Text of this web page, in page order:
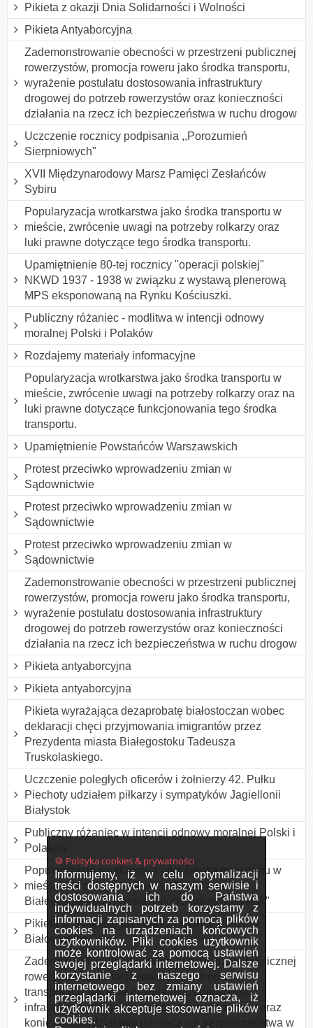
🍪 Polityka cookies & prywatności
Informujemy, iż w celu optymalizacji
treści dostępnych w naszym serwisie i
dostosowania ich do Państwa
indywidualnych potrzeb korzystamy z
informacji zapisanych za pomocą plików
cookies na urządzeniach końcowych
użytkowników. Pliki cookies użytkownik
może kontrolować za pomocą ustawień
swojej przeglądarki internetowej. Dalsze
korzystanie z naszego serwisu
internetowego bez zmiany ustawień
przeglądarki internetowej oznacza, iż
użytkownik akceptuje stosowanie plików
cookies.
Pikieta z okazji Dnia Solidarności i Wolności
Pikieta Antyaborcyjna
Zademonstrowanie obecności w przestrzeni publicznej
rowerzystów, promocja roweru jako środka transportu,
wyrażenie postulatu dostosowania infrastruktury
drogowej do potrzeb rowerzystów oraz konieczności
działania na rzecz ich bezpieczeństwa w ruchu drogow
Uczczenie rocznicy podpisania ,,Porozumień
Sierpniowych"
XVII Międzynarodowy Marsz Pamięci Zesłańców
Sybiru
Popularyzacja wrotkarstwa jako środka transportu w
mieście, zwrócenie uwagi na potrzeby rolkarzy oraz
luki prawne dotyczące tego środka transportu.
Upamiętnienie 80-tej rocznicy "operacji polskiej"
NKWD 1937 - 1938 w związku z wystawą plenerową
MPS eksponowaną na Rynku Kościuszki.
Publiczny różaniec - modlitwa w intencji odnowy
moralnej Polski i Polaków
Rozdajemy materiały informacyjne
Popularyzacja wrotkarstwa jako środka transportu w
mieście, zwrócenie uwagi na potrzeby rolkarzy oraz na
luki prawne dotyczące funkcjonowania tego środka
transportu.
Upamiętnienie Powstańców Warszawskich
Protest przeciwko wprowadzeniu zmian w
Sądownictwie
Protest przeciwko wprowadzeniu zmian w
Sądownictwie
Protest przeciwko wprowadzeniu zmian w
Sądownictwie
Zademonstrowanie obecności w przestrzeni publicznej
rowerzystów, promocja roweru jako środka transportu,
wyrażenie postulatu dostosowania infrastruktury
drogowej do potrzeb rowerzystów oraz konieczności
działania na rzecz ich bezpieczeństwa w ruchu drogow
Pikieta antyaborcyjna
Pikieta antyaborcyjna
Pikieta wyrażająca dezaprobatę białostoczan wobec
deklaracji chęci przyjmowania imigrantów przez
Prezydenta miasta Białegostoku Tadeusza
Truskolaskiego.
Uczczenie poległych oficerów i żołnierzy 42. Pułku
Piechoty udziałem piłkarzy i sympatyków Jagiellonii
Białystok
Publiczny różaniec w intencji odnowy moralnej Polski i
Polaków
Popularyzacja wrotkarstwa jako środka transportu w
mieście - przemarsz rolkarzy ulicami miasta
Białegostoku pod nazwą ,,Nightskating Białystok"
Pikieta w proteście przeciwko wycince Puszczy
Białowieskiej.
Zademonstrowanie obecności w przestrzeni publicznej
rowerzystów,promocja roweru jako środka
transportu,wyrażenie postulatu dostosowania
infrastruktury drogowej do potrzeb rowerzystów oraz
konieczności działania na rzecz ich bezpieczeństwa w